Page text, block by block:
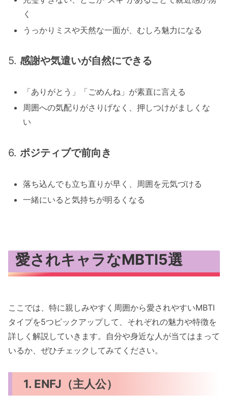
く
うっかりミスや天然な一面が、むしろ魅力になる
5. 感謝や気遣いが自然にできる
「ありがとう」「ごめんね」が素直に言える
周囲への気配りがさりげなく、押しつけがましくな
い
6. ポジティブで前向き
落ち込んでも立ち直りが早く、周囲を元気づける
一緒にいると気持ちが明るくなる
愛されキャラなMBTI5選
ここでは、特に親しみやすく周囲から愛されやすいMBTI
タイプを5つピックアップして、それぞれの魅力や特徴を
詳しく解説していきます。自分や身近な人が当てはまって
いるか、ぜひチェックしてみてください。
1. ENFJ（主人公）